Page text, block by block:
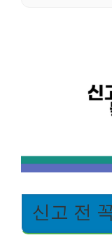
신고 전